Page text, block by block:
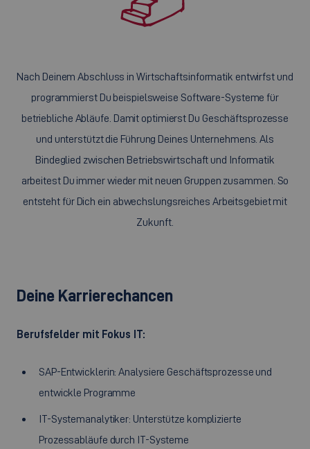
Nach Deinem Abschluss in Wirtschaftsinformatik entwirfst und
programmierst Du beispielsweise Software-Systeme für
betriebliche Abläufe. Damit optimierst Du Geschäftsprozesse
und unterstützt die Führung Deines Unternehmens. Als
Bindeglied zwischen Betriebswirtschaft und Informatik
arbeitest Du immer wieder mit neuen Gruppen zusammen. So
entsteht für Dich ein abwechslungsreiches Arbeitsgebiet mit
Zukunft.
Deine Karrierechancen
Berufsfelder mit Fokus IT:
SAP-Entwicklerin: Analysiere Geschäftsprozesse und
entwickle Programme
IT-Systemanalytiker: Unterstütze komplizierte
Prozessabläufe durch IT-Systeme